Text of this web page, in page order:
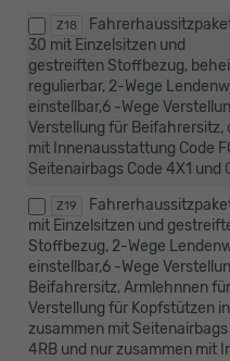
Z18
30 mit Einzelsitzen und
gestreiften Stoffbezug,
regulierbar, 2-Wege
einstellbar,6 -Wege
Verstellung für
mit Innenausstattung Code
Seitenairbags Code 4X1
Z19
mit Einzelsitzen und
Stoffbezug, 2-Wege
einstellbar,6 -Wege
Beifahrersitz, Armlehnnen
Verstellung für Kopfstützen
zusammen mit
4RB und nur zusammen mit